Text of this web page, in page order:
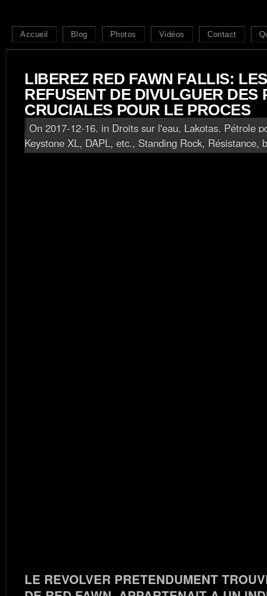
Accueil Blog Photos Vidéos Contact
LIBEREZ RED FAWN FALLIS:
REFUSENT DE DIVULGUER DES
CRUCIALES POUR LE PROCES
On 2017-12-16, in Droits sur l'eau, Lakotas, Pétrole
Keystone XL, DAPL, etc., Standing Rock, Résistance,
LE REVOLVER PRETENDUMENT